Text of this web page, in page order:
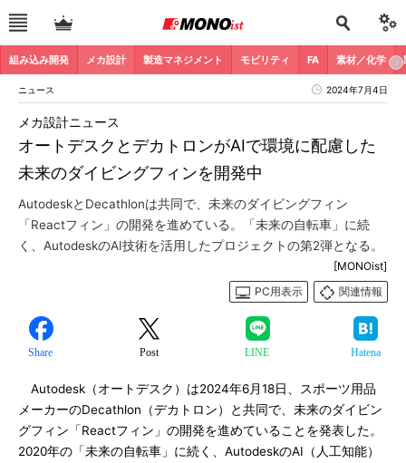
組み込み開発 メカ設計 製造マネジメント モビリティ FA 素材／化学
ニュース 2024年7月4日
オートデスクとデカトロンがAIで環境に配慮した
未来のダイビングフィンを開発中
メカ設計ニュース
AutodeskとDecathlonは共同で、未来のダイビングフィン
「Reactフィン」の開発を進めている。「未来の自転車」に続
く、AutodeskのAI技術を活用したプロジェクトの第2弾となる。
[MONOist]
PC用表示
関連情報
Share Post LINE Hatena
Autodesk（オートデスク）は2024年6月18日、スポーツ用品
メーカーのDecathlon（デカトロン）と共同で、未来のダイビン
グフィン「Reactフィン」の開発を進めていることを発表した。
2020年の「未来の自転車」に続く、AutodeskのAI（人工知能）